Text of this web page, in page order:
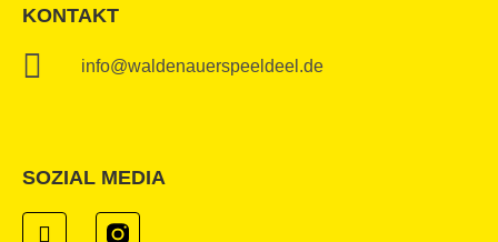
KONTAKT
info@waldenauerspeeldeel.de
SOZIAL MEDIA